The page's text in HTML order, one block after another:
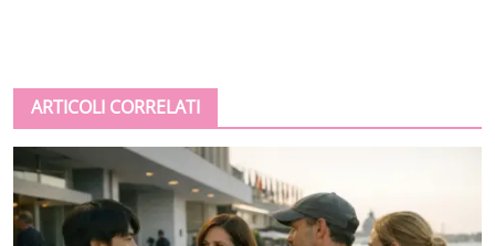
ARTICOLI CORRELATI